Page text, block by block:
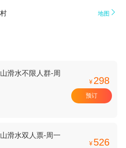
地图 
滑水不限人群-周
¥ 298
预订
滑水双人票-周一
¥ 526